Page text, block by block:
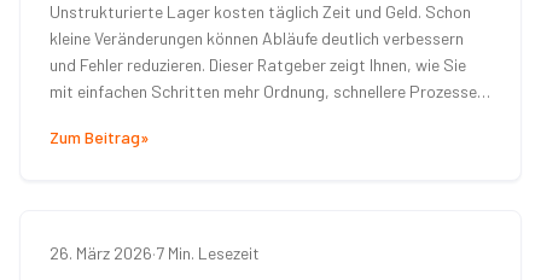
Unstrukturierte Lager kosten täglich Zeit und Geld. Schon
kleine Veränderungen können Abläufe deutlich verbessern
und Fehler reduzieren. Dieser Ratgeber zeigt Ihnen, wie Sie
mit einfachen Schritten mehr Ordnung, schnellere Prozesse
Zum Beitrag»
26. März 2026·7 Min. Lesezeit